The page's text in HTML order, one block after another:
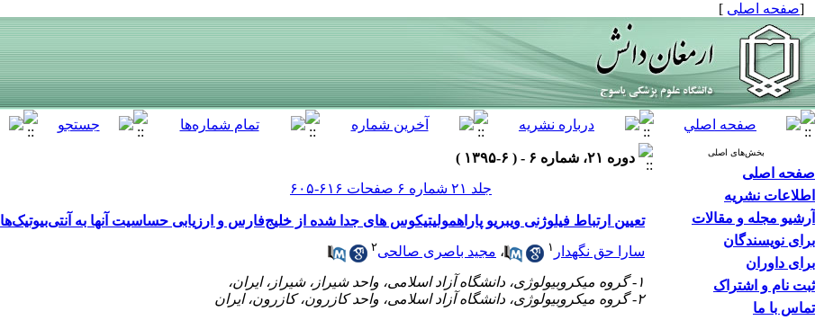
[صفحه اصلی ]
بخش‌های اصلی
صفحه اصلی
اطلاعات نشریه
آرشیو مجله و مقالات
برای نویسندگان
برای داوران
ثبت نام و اشتراک
تماس با ما
دوره ۲۱، شماره ۶ - ( ۶-۱۳۹۵ )
جلد ۲۱ شماره ۶ صفحات ۶۱۶-۶۰۵
تعیین ارتباط فیلوژنی ویبریو پاراهمولیتیکوس های جدا شده از خلیج‌فارس و ارزیابی حساسیت آنها به آنتی‌بیوتیک‌ها
سارا حق نگهدار ۱ ، مجید باصری صالحی۲
۱- گروه میکروبیولوژی، دانشگاه آزاد اسلامی، واحد شیراز، شیراز، ایران،
۲- گروه میکروبیولوژی، دانشگاه آزاد اسلامی، واحد کازرون، کازرون، ایران